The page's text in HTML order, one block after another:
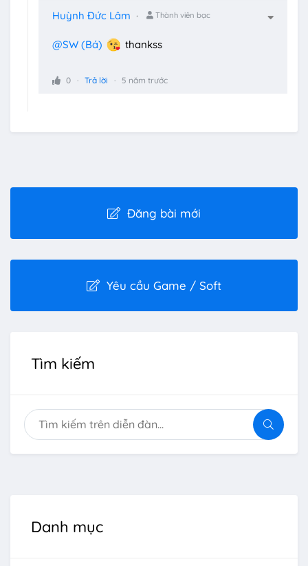
Huỳnh Đức Lâm Thành viên bạc
@SW (Bá) thankss
0 Trả lời 5 năm trước
Đăng bài mới
Yêu cầu Game / Soft
Tìm kiếm
Danh mục